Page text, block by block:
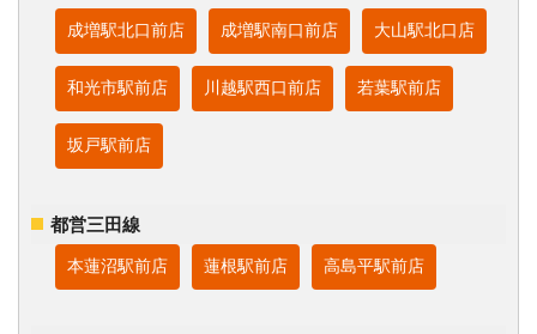
成増駅北口前店 成増駅南口前店 大山駅北口店
和光市駅前店 川越駅西口前店 若葉駅前店
坂戸駅前店
都営三田線
本蓮沼駅前店 蓮根駅前店 高島平駅前店